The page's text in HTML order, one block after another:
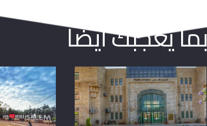
يعجبك أيضا